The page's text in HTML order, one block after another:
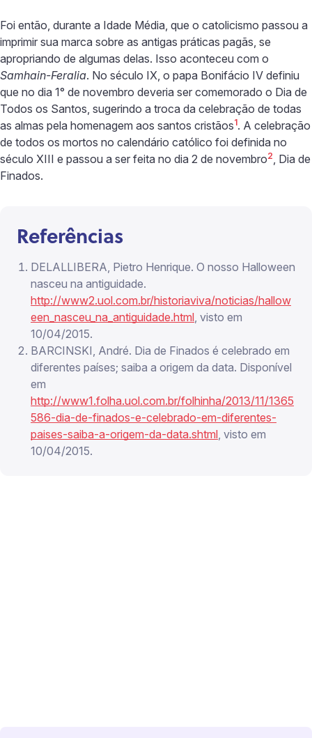
Foi então, durante a Idade Média, que o catolicismo passou a
imprimir sua marca sobre as antigas práticas pagãs, se
apropriando de algumas delas. Isso aconteceu com o
Samhain-Feralia. No século IX, o papa Bonifácio IV definiu
que no dia 1° de novembro deveria ser comemorado o Dia de
Todos os Santos, sugerindo a troca da celebração de todas
as almas pela homenagem aos santos cristãos1. A celebração
de todos os mortos no calendário católico foi definida no
século XIII e passou a ser feita no dia 2 de novembro2, Dia de
Finados.
Referências
DELALLIBERA, Pietro Henrique. O nosso Halloween
nasceu na antiguidade.
http://www2.uol.com.br/historiaviva/noticias/hallow
een_nasceu_na_antiguidade.html, visto em
10/04/2015.
BARCINSKI, André. Dia de Finados é celebrado em
diferentes países; saiba a origem da data. Disponível
em
http://www1.folha.uol.com.br/folhinha/2013/11/1365
586-dia-de-finados-e-celebrado-em-diferentes-
paises-saiba-a-origem-da-data.shtml, visto em
10/04/2015.